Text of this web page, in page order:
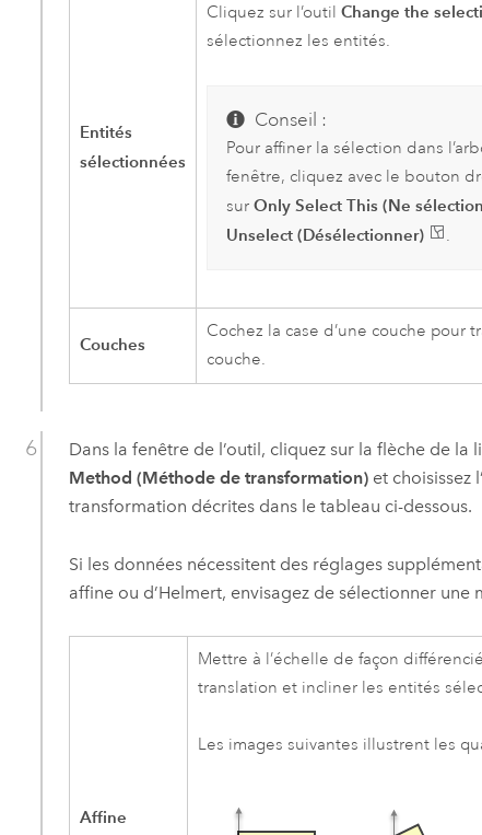
Entités
sélectionnées
Cliquez sur l’outil Change the
sélectionnez les entités.
Conseil :
Pour affiner la sélection dans
fenêtre, cliquez avec le bouton
surOnly Select This (Ne
Unselect (Désélectionner)
.
Couches
Cochez la case d’une couche pour
couche.
Dans la fenêtre de l’outil, cliquez sur la flèche de
Method (Méthode de transformation) et choisissez
transformation décrites dans le tableau ci-dessous.
Si les données nécessitent des réglages
affine ou d’Helmert, envisagez de sélectionner une
Affine
Mettre à l’échelle de façon
translation et incliner les entités
Les images suivantes illustrent les